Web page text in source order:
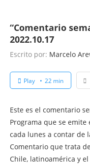
“Comentario
2022.10.17
Escrito por: Marcelo
Play 22 min
Este es el comentario
Programa que se emite
cada lunes a contar de
Comentario que trata
Chile, latinoamérica y